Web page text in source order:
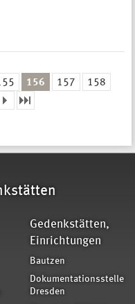
156 157
158
Gedenkstätten,
Einrichtungen
Bautzen
Dokumentationsstelle
Dresden